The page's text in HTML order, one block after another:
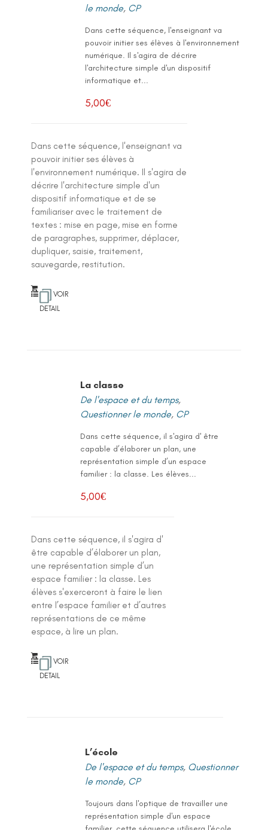
le monde, CP
Dans cette séquence, l'enseignant va
pouvoir initier ses élèves à l'environnement
numérique. Il s'agira de décrire
l'architecture simple d'un dispositif
informatique et...
5,00€
Dans cette séquence, l'enseignant va
pouvoir initier ses élèves à
l'environnement numérique. Il s'agira de
décrire l'architecture simple d'un
dispositif informatique et de se
familiariser avec le traitement de
textes : mise en page, mise en forme
de paragraphes, supprimer, déplacer,
dupliquer, saisie, traitement,
sauvegarde, restitution.
VOIR
DETAIL
La classe
De l'espace et du temps,
Questionner le monde, CP
Dans cette séquence, il s'agira d' être
capable d’élaborer un plan, une
représentation simple d’un espace
familier : la classe. Les élèves...
5,00€
Dans cette séquence, il s'agira d'
être capable d’élaborer un plan,
une représentation simple d’un
espace familier : la classe. Les
élèves s'exerceront à faire le lien
entre l’espace familier et d’autres
représentations de ce même
espace, à lire un plan.
VOIR
DETAIL
L’école
De l'espace et du temps, Questionner
le monde, CP
Toujours dans l'optique de travailler une
représentation simple d'un espace